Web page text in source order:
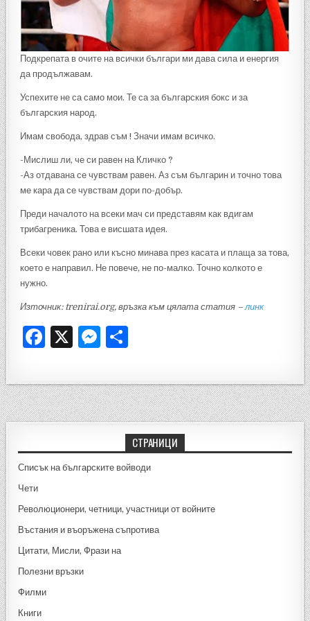
Подкрепата в очите на всички българи ми дава сила и енергия
да продължавам.
Успехите не са само мои. Те са за българския бокс и за
българския народ.
Имам свобода, здрав съм ! Значи имам всичко.
-Мислиш ли, че си равен на Кличко ?
-Аз отдавана се чувствам равен. Аз съм българин и точно това
ме кара да се чувствам дори по-добър.
Преди началото на всеки мач си представям как вдигам
трибагреника. Това е висшата идея.
Всеки човек рано или късно минава през касата и плаща за това,
което е направил. Не повече, не по-малко. Точно колкото е
нужно.
Източник: trenirai.org, връзка към цялата статия –линк
F
c
e
b
o
o
X
M
se
n
g
er
ar
e
СТРАНИЦИ
Списък на българските войводи
Чети
Революционери, четници, участници от войните
Въстания и въоръжена съпротива
Цитати, Мисли, Фрази на
Полезни връзки
Филми
Книги